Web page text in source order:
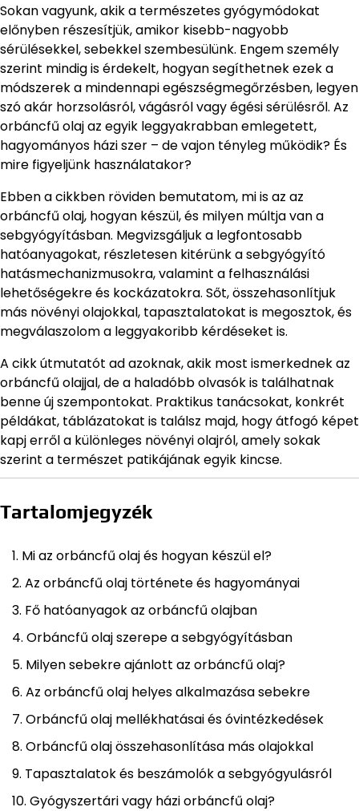
Sokan vagyunk, akik a természetes gyógymódokat
előnyben részesítjük, amikor kisebb-nagyobb
sérülésekkel, sebekkel szembesülünk. Engem személy
szerint mindig is érdekelt, hogyan segíthetnek ezek a
módszerek a mindennapi egészségmegőrzésben, legyen
szó akár horzsolásról, vágásról vagy égési sérülésről. Az
orbáncfű olaj az egyik leggyakrabban emlegetett,
hagyományos házi szer – de vajon tényleg működik? És
mire figyeljünk használatakor?
Ebben a cikkben röviden bemutatom, mi is az az
orbáncfű olaj, hogyan készül, és milyen múltja van a
sebgyógyításban. Megvizsgáljuk a legfontosabb
hatóanyagokat, részletesen kitérünk a sebgyógyító
hatásmechanizmusokra, valamint a felhasználási
lehetőségekre és kockázatokra. Sőt, összehasonlítjuk
más növényi olajokkal, tapasztalatokat is megosztok, és
megválaszolom a leggyakoribb kérdéseket is.
A cikk útmutatót ad azoknak, akik most ismerkednek az
orbáncfű olajjal, de a haladóbb olvasók is találhatnak
benne új szempontokat. Praktikus tanácsokat, konkrét
példákat, táblázatokat is találsz majd, hogy átfogó képet
kapj erről a különleges növényi olajról, amely sokak
szerint a természet patikájának egyik kincse.
Tartalomjegyzék
Mi az orbáncfű olaj és hogyan készül el?
Az orbáncfű olaj története és hagyományai
Fő hatóanyagok az orbáncfű olajban
Orbáncfű olaj szerepe a sebgyógyításban
Milyen sebekre ajánlott az orbáncfű olaj?
Az orbáncfű olaj helyes alkalmazása sebekre
Orbáncfű olaj mellékhatásai és óvintézkedések
Orbáncfű olaj összehasonlítása más olajokkal
Tapasztalatok és beszámolók a sebgyógyulásról
Gyógyszertári vagy házi orbáncfű olaj?